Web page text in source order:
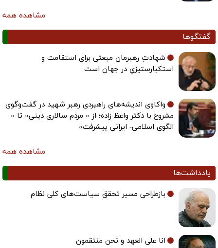
مشاهده همه
گفتگوها
شهادتِ رهبرمان مبعثی برای استقامت و
استکبارستیزیِ در جهان است
واکاوی اندیشه‌های راهبردی رهبر شهید در گفت‌وگوی
مشروح با دکتر واعظ زاده؛ از « مردم سالاری دینی» تا «
الگوی اسلامی- ایرانی پیشرفت»
مشاهده همه
یادداشت‌ها
بازطراحی مسیر تحقق سیاست‌های کلی نظام
انا علی العهد و نحن منتقمون